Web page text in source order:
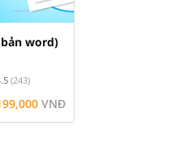
word)
(243)
VNĐ